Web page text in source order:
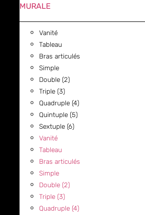
MURALE
Vanité
Tableau
Bras articulés
Simple
Double (2)
Triple (3)
Quadruple (4)
Quintuple (5)
Sextuple (6)
Vanité
Tableau
Bras articulés
Simple
Double (2)
Triple (3)
Quadruple (4)